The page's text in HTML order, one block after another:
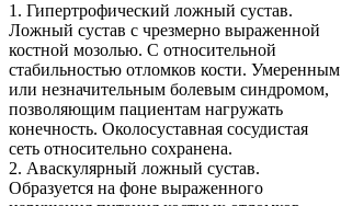
1. Гипертрофический ложный сустав.
Ложный сустав с чрезмерно выраженной
костной мозолью. С относительной
стабильностью отломков кости. Умеренным
или незначительным болевым синдромом,
позволяющим пациентам нагружать
конечность. Околосуставная сосудистая
сеть относительно сохранена.
2. Аваскулярный ложный сустав.
Образуется на фоне выраженного